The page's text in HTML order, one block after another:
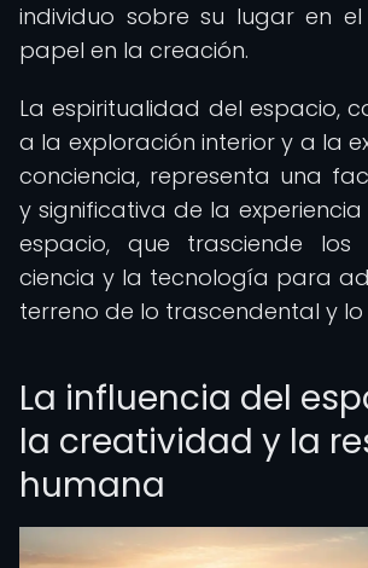
individuo sobre su lugar en el
papel en la creación.
La espiritualidad del espacio,
a la exploración interior y a la
conciencia, representa una
y significativa de la
espacio, que trasciende
ciencia y la tecnología para
terreno de lo trascendental y lo
La influencia del
la creatividad y la
humana